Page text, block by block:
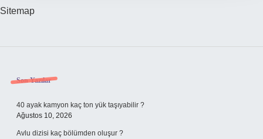
Sitemap
Sidebar
Son Yazılar
40 ayak kamyon kaç ton yük taşıyabilir ?
Ağustos 10, 2026
Avlu dizisi kaç bölümden oluşur ?